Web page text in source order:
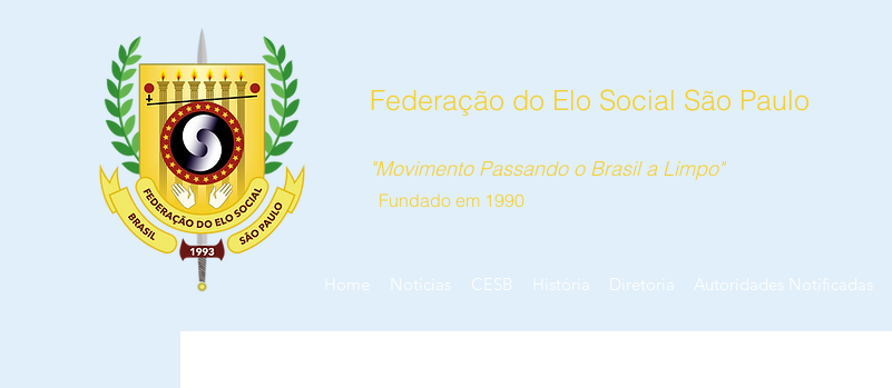
Federação do Elo Social São Paulo
"Movimento Passando o Brasil a Limpo"
Fundado em 1990
Home Notícias CESB História Diretoria Autoridades Notificadas